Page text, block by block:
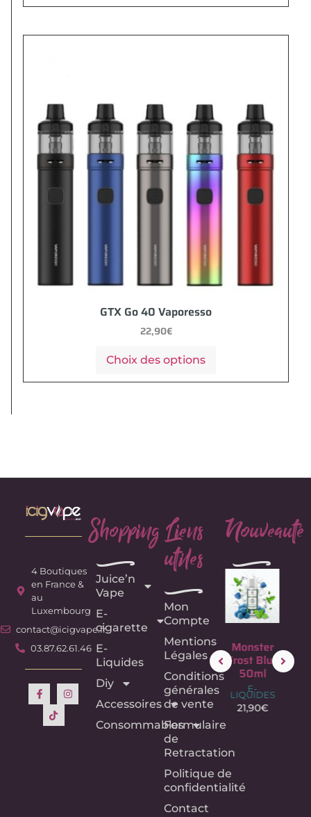
GTX Go 40 Vaporesso
22,90€
Choix des options
4 Boutiques
en France &
au
Luxembourg
contact@icigvape.fr
03.87.62.61.46
Shopping
e
Juice’n
Vape
E-
cigarette
E-
Liquides
Diy
Accessoires
Consommables
Liens
utiles
e
Mon
Compte
Mentions
Légales
Conditions
générales
de vente
Formulaire
de
Retractation
Politique de
confidentialité
Contact
Nouveauté
e
Dragon –
Crazy
Labs –
LIQUIDES
Monster
Frost
Purple
50ml
E-
LIQUIDES
21,90€
Monster
Frost Blue
50ml
E-
LIQUIDES
21,90€